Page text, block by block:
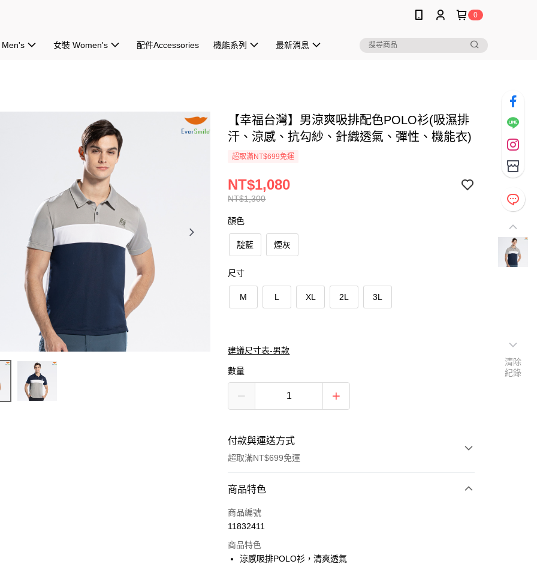
0
Men's 女裝 Women's 配件Accessories 機能系列 最新消息
【幸福台灣】男涼爽吸排配色POLO衫(吸濕排
汗、涼感、抗勾紗、針織透氣、彈性、機能衣)
超取滿NT$699免運
NT$1,300
NT$1,080
顏色
靛藍 煙灰
尺寸
M L XL 2L 3L
建議尺寸表-男款
數量
付款與運送方式
超取滿NT$699免運
付款方式
信用卡一次付款
LINE Pay
商品特色
商品編號
11832411
商品特色
涼感吸排POLO衫，清爽透氣
清除
紀錄